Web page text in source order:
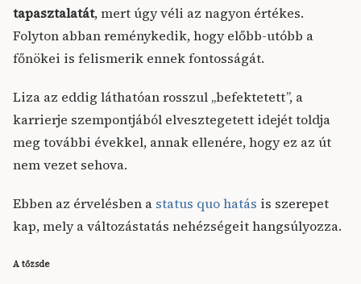
tapasztalatát, mert úgy véli az nagyon értékes.
Folyton abban reménykedik, hogy előbb-utóbb a
főnökei is felismerik ennek fontosságát.
Liza az eddig láthatóan rosszul „befektetett”, a
karrierje szempontjából elvesztegetett idejét toldja
meg további évekkel, annak ellenére, hogy ez az út
nem vezet sehova.
Ebben az érvelésben a status quo hatás is szerepet
kap, mely a változástatás nehézségeit hangsúlyozza.
A tőzsde